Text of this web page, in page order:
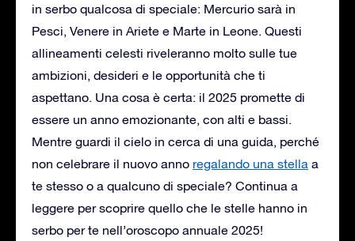
in serbo qualcosa di speciale: Mercurio sarà in
Pesci, Venere in Ariete e Marte in Leone. Questi
allineamenti celesti riveleranno molto sulle tue
ambizioni, desideri e le opportunità che ti
aspettano. Una cosa è certa: il 2025 promette di
essere un anno emozionante, con alti e bassi.
Mentre guardi il cielo in cerca di una guida, perché
non celebrare il nuovo anno regalando una stella a
te stesso o a qualcuno di speciale? Continua a
leggere per scoprire quello che le stelle hanno in
serbo per te nell’oroscopo annuale 2025!